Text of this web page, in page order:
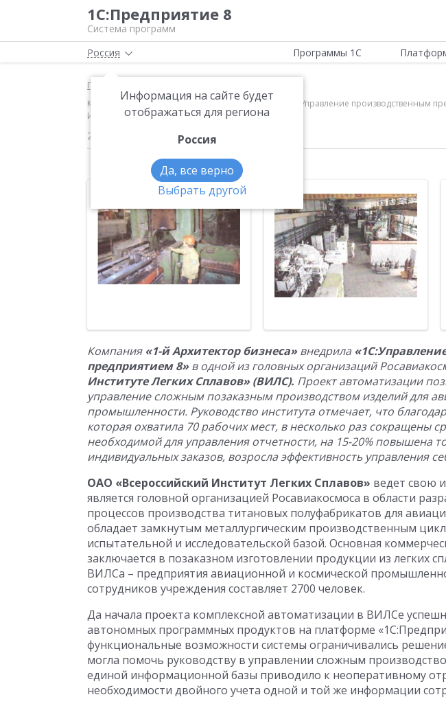
1С:Предприятие 8
Система программ
Россия
Информация на сайте будет
отображаться для региона
Россия
Да, все верно
Выбрать другой
Программы 1С
Главная
Компания «1-й Архитектор бизнеса» внедрила «1С:Управление производственным
Институте Легких Сплавов» (ВИЛС)
27.06.2007
Компания«1-й Архитектор бизнеса»внедрила
предприятием 8»в одной из головных организаций
Институте Легких Сплавов» (ВИЛС). Проект автоматизации
управление сложным позаказным производством изделий для
промышленности. Руководство института отмечает, что
которая охватила 70 рабочих мест, в несколько раз сокращены
необходимой для управления отчетности, на 15-20% повышена
индивидуальных заказов, возросла эффективность управления
ОАО «Всероссийский Институт Легких Сплавов» ведет свою
является головной организацией Росавиакосмоса в области
процессов производства титановых полуфабрикатов для
обладает замкнутым металлургическим производственным
испытательной и исследовательской базой. Основная
заключается в позаказном изготовлении продукции из легких
ВИЛСа – предприятия авиационной и космической
сотрудников учреждения составляет 2700 человек.
Да начала проекта комплексной автоматизации в ВИЛСе
автономных программных продуктов на платформе
функциональные возможности системы ограничивались
могла помочь руководству в управлении сложным
единой информационной базы приводило к неоперативному
необходимости двойного учета одной и той же информации